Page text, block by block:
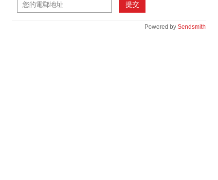
提交
Powered by Sendsmith